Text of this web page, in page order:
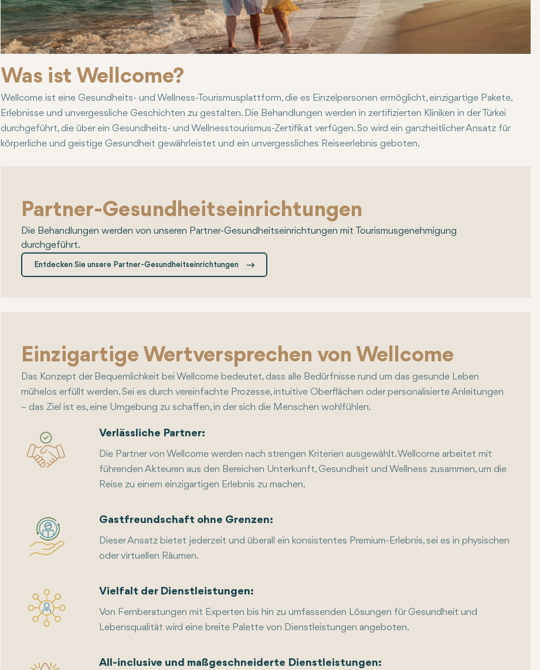
Was ist Wellcome?
Wellcome ist eine Gesundheits- und Wellness-Tourismusplattform, die es Einzelpersonen ermöglicht, einzigartige Pakete,
Erlebnisse und unvergessliche Geschichten zu gestalten. Die Behandlungen werden in zertifizierten Kliniken in der Türkei
durchgeführt, die über ein Gesundheits- und Wellnesstourismus-Zertifikat verfügen. So wird ein ganzheitlicher Ansatz für
körperliche und geistige Gesundheit gewährleistet und ein unvergessliches Reiseerlebnis geboten.
Partner-Gesundheitseinrichtungen
Die Behandlungen werden von unseren Partner-Gesundheitseinrichtungen mit Tourismusgenehmigung
durchgeführt.
Entdecken Sie unsere Partner-Gesundheitseinrichtungen
Einzigartige Wertversprechen von Wellcome
Das Konzept der Bequemlichkeit bei Wellcome bedeutet, dass alle Bedürfnisse rund um das gesunde Leben
mühelos erfüllt werden. Sei es durch vereinfachte Prozesse, intuitive Oberflächen oder personalisierte Anleitungen
– das Ziel ist es, eine Umgebung zu schaffen, in der sich die Menschen wohlfühlen.
Verlässliche Partner:
Die Partner von Wellcome werden nach strengen Kriterien ausgewählt. Wellcome arbeitet mit
führenden Akteuren aus den Bereichen Unterkunft, Gesundheit und Wellness zusammen, um die
Reise zu einem einzigartigen Erlebnis zu machen.
Gastfreundschaft ohne Grenzen:
Dieser Ansatz bietet jederzeit und überall ein konsistentes Premium-Erlebnis, sei es in physischen
oder virtuellen Räumen.
Vielfalt der Dienstleistungen:
Von Fernberatungen mit Experten bis hin zu umfassenden Lösungen für Gesundheit und
Lebensqualität wird eine breite Palette von Dienstleistungen angeboten.
All-inclusive und maßgeschneiderte Dienstleistungen: